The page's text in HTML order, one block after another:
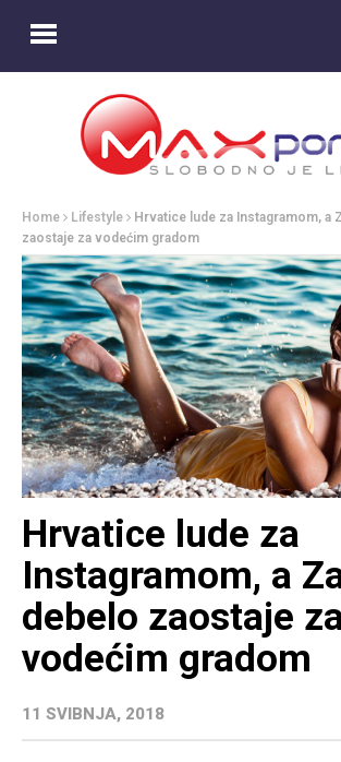
Home Lifestyle
Hrvatice lude za Instagramom, a
zaostaje za vodećim gradom
Hrvatice lude za
Instagramom, a
debelo zaostaje
vodećim gradom
11 SVIBNJA, 2018